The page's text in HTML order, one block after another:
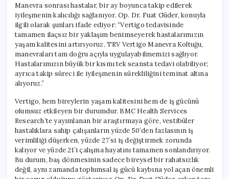
Manevra sonrası hastalar, bir ay boyunca takip edilerek
iyileşmenin kalıcılığı sağlanıyor. Op. Dr. Fuat Güder, konuyla
ilgili olarak şunları ifade ediyor: “Vertigo tedavisinde
tamamen ilaçsız bir yaklaşım benimseyerek hastalarımızın
yaşam kalitesini artırıyoruz. TRV Vertigo Manevra Koltuğu,
manevraları tam doğru açıyla uygulayabilmemizi sağlıyor.
Hastalarımızın büyük bir kısmı tek seansta tedavi olabiliyor;
ayrıca takip süreci ile iyileşmenin sürekliliğini teminat altına
alıyoruz.”
Vertigo, hem bireylerin yaşam kalitesini hem de iş gücünü
olumsuz etkileyen bir durumdur. BMC Health Services
Research’te yayımlanan bir araştırmaya göre, vestibüler
hastalıklara sahip çalışanların yüzde 50’den fazlasının iş
verimliliği düşerken, yüzde 27’si iş değiştirmek zorunda
kalıyor ve yüzde 21’i çalışma hayatını tamamen sonlandırıyor.
Bu durum, baş dönmesinin sadece bireysel bir rahatsızlık
değil, aynı zamanda toplumsal iş gücü kaybına yol açan önemli